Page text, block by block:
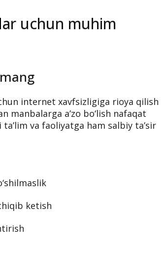
uchun muhim
internet xavfsizligiga rioya qilish
manbalarga a’zo bo‘lish nafaqat
va faoliyatga ham salbiy ta’sir
ketish